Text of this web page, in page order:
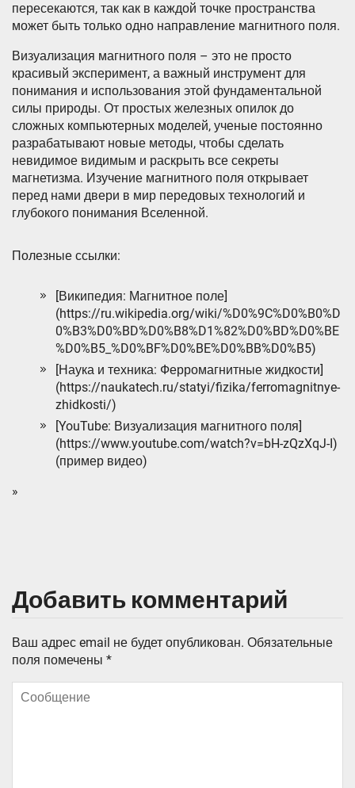
пересекаются, так как в каждой точке пространства
может быть только одно направление магнитного поля.
Визуализация магнитного поля – это не просто
красивый эксперимент, а важный инструмент для
понимания и использования этой фундаментальной
силы природы. От простых железных опилок до
сложных компьютерных моделей, ученые постоянно
разрабатывают новые методы, чтобы сделать
невидимое видимым и раскрыть все секреты
магнетизма. Изучение магнитного поля открывает
перед нами двери в мир передовых технологий и
глубокого понимания Вселенной.
Полезные ссылки:
[Википедия: Магнитное поле]
(https://ru.wikipedia.org/wiki/%D0%9C%D0%B0%D
0%B3%D0%BD%D0%B8%D1%82%D0%BD%D0%BE
%D0%B5_%D0%BF%D0%BE%D0%BB%D0%B5)
[Наука и техника: Ферромагнитные жидкости]
(https://naukatech.ru/statyi/fizika/ferromagnitnye-
zhidkosti/)
[YouTube: Визуализация магнитного поля]
(https://www.youtube.com/watch?v=bH-zQzXqJ-I)
(пример видео)
»
Добавить комментарий
Ваш адрес email не будет опубликован. Обязательные
поля помечены *